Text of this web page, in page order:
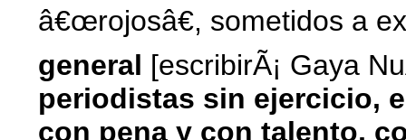
â€œrojosâ€, sometidos a
general [escribirÃ¡ Gaya
periodistas sin ejercicio,
con pena y con talento,